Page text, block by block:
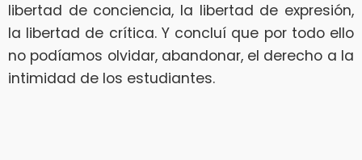
libertad de conciencia, la libertad de expresión,
la libertad de crítica. Y concluí que por todo ello
no podíamos olvidar, abandonar, el derecho a la
intimidad de los estudiantes.